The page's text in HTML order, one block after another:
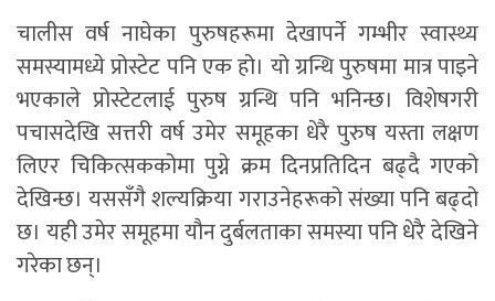
चालीस वर्ष नाघेका पुरुषहरूमा देखापर्ने गम्भीर स्वास्थ्य
समस्यामध्ये प्रोस्टेट पनि एक हो। यो ग्रन्थि पुरुषमा मात्र पाइने
भएकाले प्रोस्टेटलाई पुरुष ग्रन्थि पनि भनिन्छ। विशेषगरी
पचासदेखि सत्तरी वर्ष उमेर समूहका धेरै पुरुष यस्ता लक्षण
लिएर चिकित्सककोमा पुग्ने क्रम दिनप्रतिदिन बढ्दै गएको
देखिन्छ। यससँगै शल्यक्रिया गराउनेहरूको संख्या पनि बढ्दो
छ। यही उमेर समूहमा यौन दुर्बलताका समस्या पनि धेरै देखिने
गरेका छन्।